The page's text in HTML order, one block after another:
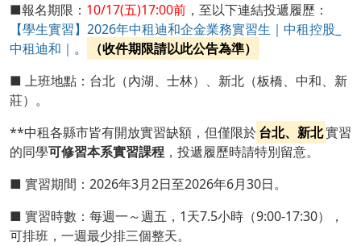
■報名期限： 10/17(五)17:00前 ，至以下連結投遞履歷：
【學生實習】2026年中租迪和企金業務實習生｜中租控股_
中租迪和｜ 。
（收件期限請以此公告為準）
■ 上班地點：台北（內湖、士林）、新北（板橋、中和、新
莊）。
**中租各縣市皆有開放實習缺額，但僅限於台北、新北實習
的同學可修習本系實習課程 ，投遞履歷時請特別留意。
■ 實習期間：2026年3月2日至2026年6月30日。
■ 實習時數：每週一～週五，1天7.5小時（9:00-17:30），
可排班，一週最少排三個整天。